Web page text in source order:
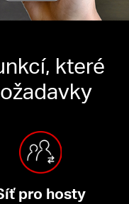
které
pro hosty